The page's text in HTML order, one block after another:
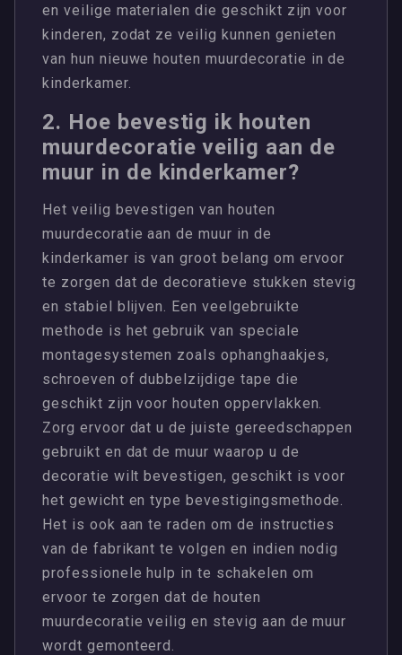
en veilige materialen die geschikt zijn voor
kinderen, zodat ze veilig kunnen genieten
van hun nieuwe houten muurdecoratie in de
kinderkamer.
2. Hoe bevestig ik houten
muurdecoratie veilig aan de
muur in de kinderkamer?
Het veilig bevestigen van houten
muurdecoratie aan de muur in de
kinderkamer is van groot belang om ervoor
te zorgen dat de decoratieve stukken stevig
en stabiel blijven. Een veelgebruikte
methode is het gebruik van speciale
montagesystemen zoals ophanghaakjes,
schroeven of dubbelzijdige tape die
geschikt zijn voor houten oppervlakken.
Zorg ervoor dat u de juiste gereedschappen
gebruikt en dat de muur waarop u de
decoratie wilt bevestigen, geschikt is voor
het gewicht en type bevestigingsmethode.
Het is ook aan te raden om de instructies
van de fabrikant te volgen en indien nodig
professionele hulp in te schakelen om
ervoor te zorgen dat de houten
muurdecoratie veilig en stevig aan de muur
wordt gemonteerd.